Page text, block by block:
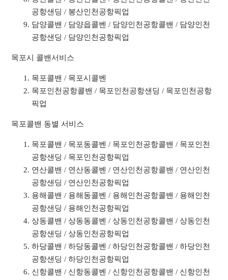
공항샌딩 / 봉산인천공항픽업
담양콜밴 / 담양읍콜벤 / 담양인천공항콜밴 / 담양인천
공항샌딩 / 담양인천공항픽업
목포시 콜밴서비스
목포콜밴 / 목포시콜벤
목포인천공항콜밴 / 목포인천공항샌딩 / 목포인천공항
픽업
목포콜밴 동별 서비스
목포콜밴 / 목포동콜벤 / 목포인천공항콜밴 / 목포인천
공항샌딩 / 목포인천공항픽업
연산콜밴 / 연산동콜벤 / 연산인천공항콜밴 / 연산인천
공항샌딩 / 연산인천공항픽업
용해콜밴 / 용해동콜벤 / 용해인천공항콜밴 / 용해인천
공항샌딩 / 용해인천공항픽업
상동콜밴 / 상동동콜벤 / 상동인천공항콜밴 / 상동인천
공항샌딩 / 상동인천공항픽업
하당콜밴 / 하당동콜벤 / 하당인천공항콜밴 / 하당인천
공항샌딩 / 하당인천공항픽업
신항콜밴 / 신항동콜벤 / 신항인천공항콜밴 / 신항인천